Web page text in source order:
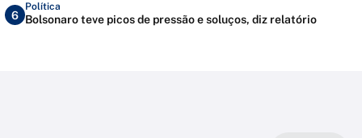
6
Política
Bolsonaro teve picos de pressão e soluços, diz relatório